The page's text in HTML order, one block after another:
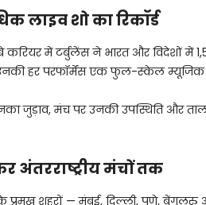
लाइव शो का रिकॉर्ड
में टर्बुलेंस ने भारत और विदेशों में
उनकी हर परफॉर्मेंस एक फुल-स्केल म्यूजिक
जुड़ाव, मंच पर उनकी उपस्थिति और
अंतरराष्ट्रीय मंचों तक
प्रमुख शहरों — मुंबई, दिल्ली, पुणे,